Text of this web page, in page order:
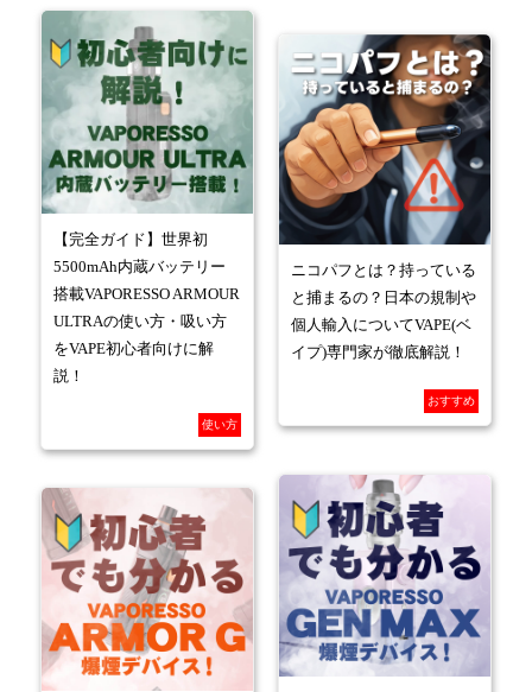
【完全ガイド】世界初
5500mAh内蔵バッテリー
搭載VAPORESSO ARMOUR
ULTRAの使い方・吸い方
をVAPE初心者向けに解
説！
使い方
ニコパフとは？持っている
と捕まるの？日本の規制や
個人輸入についてVAPE(ベ
イプ)専門家が徹底解説！
おすすめ